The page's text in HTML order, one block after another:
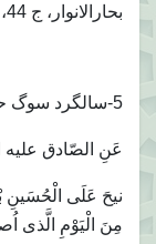
بحارالانوار، ج 44، ص 293
5-سالگرد سوگ حسين عليه السّلام
عَنِ الصّادق عليه
نيحَ عَلَى
مِنَ الْيَوْمِ الَّذى